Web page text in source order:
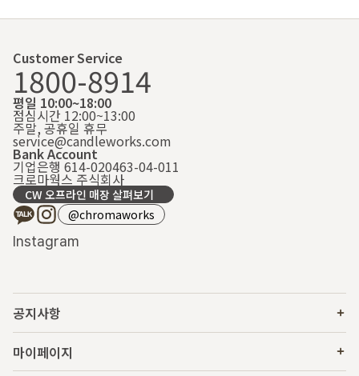
Customer Service
1800-8914
평일 10:00~18:00
점심시간 12:00~13:00
주말, 공휴일 휴무
service@candleworks.com
Bank Account
기업은행 614-020463-04-011
크로마웍스 주식회사
CW 오프라인 매장 살펴보기
@chromaworks
Instagram
공지사항
마이페이지